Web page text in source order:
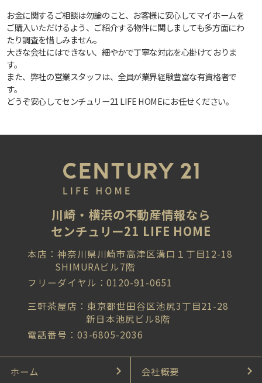
お金に関するご相談は勿論のこと、お客様に安心してマイホームを
ご購入いただけるよう、ご紹介する物件に関しましても多方面にわ
たり調査を惜しみません。
大きな会社にはできない、細やかで丁寧な対応を心掛けておりま
す。
また、弊社の営業スタッフは、全員が業界経験豊富な有資格者で
す。
どうぞ安心してセンチュリー21 LIFE HOMEにお任せください。
川崎・横浜の不動産情報なら
センチュリー21 LIFE HOME
本店：神奈川県川崎市高津区溝口１丁目12-18
SHIMURAビル7階
フリーダイヤル：0120-91-0651
三軒茶屋店：東京都世田谷区池尻3丁目21-28
新日本池尻ビル8階
電話番号：03-6805-2036
ホーム 会社概要